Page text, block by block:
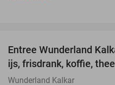
Entree Wunderland
ijs, frisdrank, koffie,
Wunderland Kalkar